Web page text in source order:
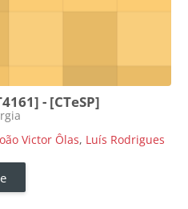
- [CTeSP]
Victor Ôlas, Luís Rodrigues